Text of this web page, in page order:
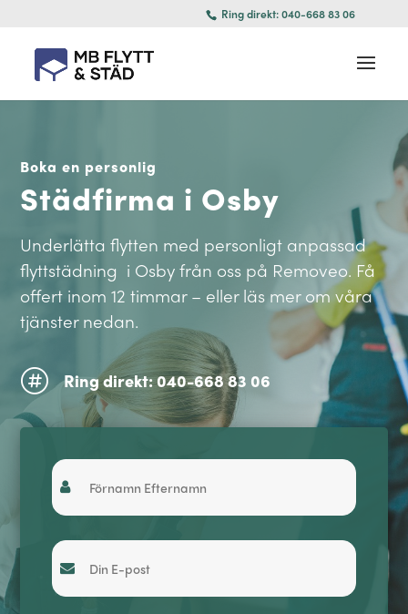
Ring direkt: 040-668 83 06
Boka en personlig
Städfirma i Osby
Underlätta flytten med personligt anpassad
flyttstädning i Osby från oss på Removeo. Få
offert inom 12 timmar – eller läs mer om våra
tjänster nedan.
 Ring direkt: 040-668 83 06